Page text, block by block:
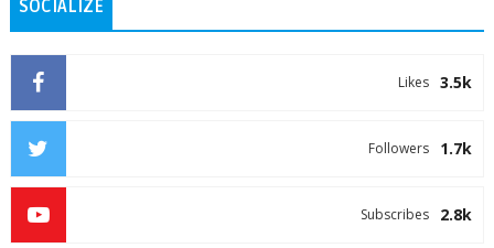
SOCIALIZE
3.5k
Likes
1.7k
Followers
2.8k
Subscribes